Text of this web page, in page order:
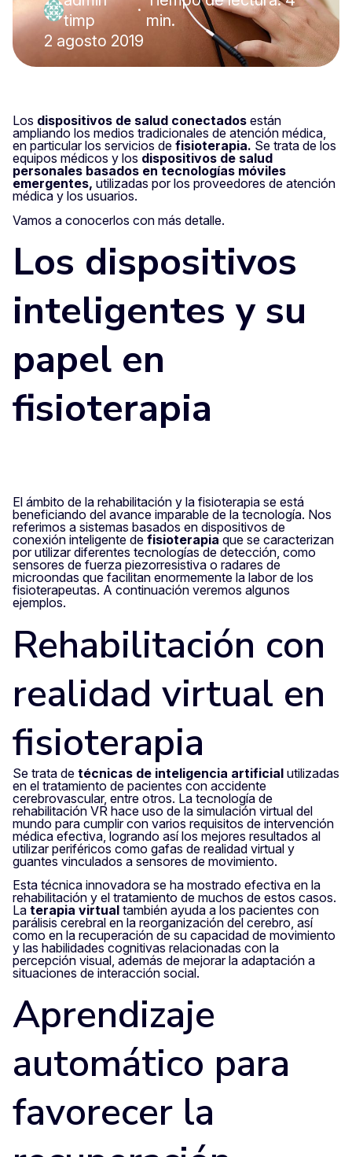
timp
·
min.
2 agosto 2019
Los dispositivos de salud conectados están
ampliando los medios tradicionales de atención médica,
en particular los servicios de fisioterapia. Se trata de los
equipos médicos y los dispositivos de salud
personales basados en tecnologías móviles
emergentes, utilizadas por los proveedores de atención
médica y los usuarios.
Vamos a conocerlos con más detalle.
Los dispositivos
inteligentes y su
papel en
fisioterapia
El ámbito de la rehabilitación y la fisioterapia se está
beneficiando del avance imparable de la tecnología. Nos
referimos a sistemas basados en dispositivos de
conexión inteligente de fisioterapia que se caracterizan
por utilizar diferentes tecnologías de detección, como
sensores de fuerza piezorresistiva o radares de
microondas que facilitan enormemente la labor de los
fisioterapeutas. A continuación veremos algunos
ejemplos.
Rehabilitación con
realidad virtual en
fisioterapia
Se trata de técnicas de inteligencia artificial utilizadas
en el tratamiento de pacientes con accidente
cerebrovascular, entre otros. La tecnología de
rehabilitación VR hace uso de la simulación virtual del
mundo para cumplir con varios requisitos de intervención
médica efectiva, logrando así los mejores resultados al
utilizar periféricos como gafas de realidad virtual y
guantes vinculados a sensores de movimiento.
Esta técnica innovadora se ha mostrado efectiva en la
rehabilitación y el tratamiento de muchos de estos casos.
La terapia virtual también ayuda a los pacientes con
parálisis cerebral en la reorganización del cerebro, así
como en la recuperación de su capacidad de movimiento
y las habilidades cognitivas relacionadas con la
percepción visual, además de mejorar la adaptación a
situaciones de interacción social.
Aprendizaje
automático para
favorecer la